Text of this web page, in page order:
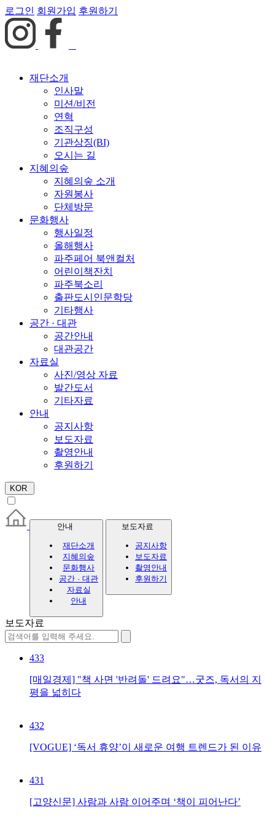
로그인 회원가입 후원하기
재단소개
인사말
미션/비전
연혁
조직구성
기관상징(BI)
오시는 길
지혜의숲
지혜의숲 소개
자원봉사
단체방문
문화행사
행사일정
올해행사
파주페어 북앤컬처
어린이책잔치
파주북소리
출판도시인문학당
기타행사
공간 · 대관
공간안내
대관공간
자료실
사진/영상 자료
발간도서
기타자료
안내
공지사항
보도자료
촬영안내
후원하기
KOR
안내
재단소개
지혜의숲
문화행사
공간 · 대관
자료실
안내
보도자료
공지사항
보도자료
촬영안내
후원하기
보도자료
433
[매일경제] "책 사면 '반려돌' 드려요"…굿즈, 독서의 지
평을 넓히다
432
[VOGUE] ‘독서 휴양’이 새로운 여행 트렌드가 된 이유
431
[고양신문] 사람과 사람 이어주며 ‘책이 피어난다’